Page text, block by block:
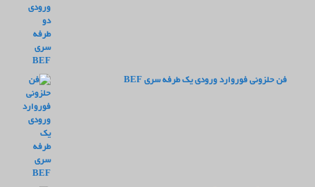
فن حلزونی فوروارد ورودی یک طرفه سری BEF